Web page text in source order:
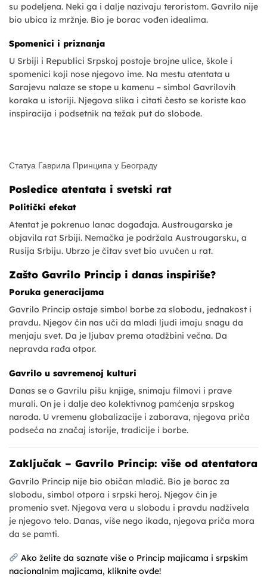
su podeljena. Neki ga i dalje nazivaju teroristom. Gavrilo nije
bio ubica iz mržnje. Bio je borac vođen idealima.
Spomenici i priznanja
U Srbiji i Republici Srpskoj postoje brojne ulice, škole i
spomenici koji nose njegovo ime. Na mestu atentata u
Sarajevu nalaze se stope u kamenu – simbol Gavrilovih
koraka u istoriji. Njegova slika i citati često se koriste kao
inspiracija i podsetnik na težak put do slobode.
Статуа Гаврила Принципа у Београду
Posledice atentata i svetski rat
Politički efekat
Atentat je pokrenuo lanac događaja. Austrougarska je
objavila rat Srbiji. Nemačka je podržala Austrougarsku, a
Rusija Srbiju. Ubrzo je čitav svet bio uvučen u rat.
Zašto Gavrilo Princip i danas inspiriše?
Poruka generacijama
Gavrilo Princip ostaje simbol borbe za slobodu, jednakost i
pravdu. Njegov čin nas uči da mladi ljudi imaju snagu da
menjaju svet. Da je ljubav prema otadžbini večna. Da
nepravda rađa otpor.
Gavrilo u savremenoj kulturi
Danas se o Gavrilu pišu knjige, snimaju filmovi i prave
murali. On je i dalje deo kolektivnog pamćenja srpskog
naroda. U vremenu globalizacije i zaborava, njegova priča
podseća na značaj istorije, tradicije i borbe.
Zaključak – Gavrilo Princip: više od atentatora
Gavrilo Princip nije bio običan mladić. Bio je borac za
slobodu, simbol otpora i srpski heroj. Njegov čin je
promenio svet. Njegova vera u slobodu i pravdu nadživela
je njegovo telo. Danas, više nego ikada, njegova priča mora
da se pamti.
Ako želite da saznate više o Princip majicama i srpskim
nacionalnim majicama, kliknite ovde!